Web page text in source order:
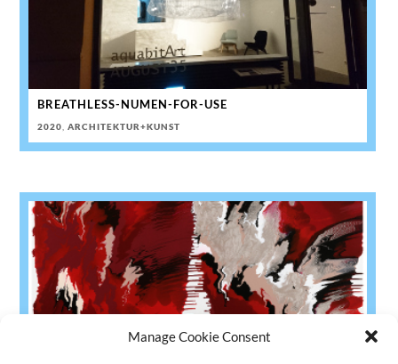
Manage Cookie Consent
BREATHLESS-NUMEN-FOR-USE
2020 ,ARCHITEKTUR+KUNST